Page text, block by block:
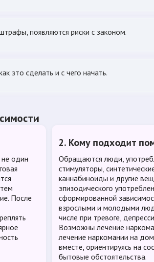
появляются риски с законом.
это сделать и с чего начать.
один
После
2. Кому подходит
Обращаются люди,
стимуляторы,
каннабиноиды и другие
эпизодического
сформированной
взрослыми и молодыми
числе при тревоге,
Возможны лечение
лечение наркомании на
вместе, ориентируясь на
бытовые обстоятельства.